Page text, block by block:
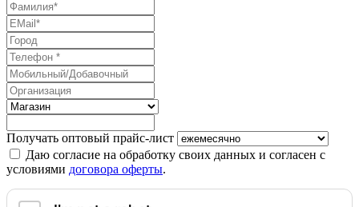
Получать оптовый прайс-лист
Даю согласие на обработку своих данных и согласен с
условиями договора оферты.